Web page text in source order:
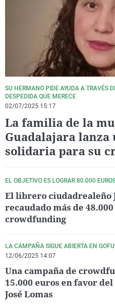
SU HERMANO PIDE AYUDA A TRAVÉS
DESPEDIDA QUE MERECE
02/07/2025 15:17
La familia de la
Guadalajara lanza
solidaria para su
EL OBJETIVO ES LOGRAR 80.000
El librero ciudadrealeño
recaudado más de
crowdfunding
LA CAMPAÑA SIGUE ABIERTA EN
12/06/2025 14:07
Una campaña de
15.000 euros en favor
José Lomas